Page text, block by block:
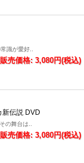
識が愛好..
販売価格: 3,080円(税込)
新伝説 DVD
の舞台は..
販売価格: 3,080円(税込)